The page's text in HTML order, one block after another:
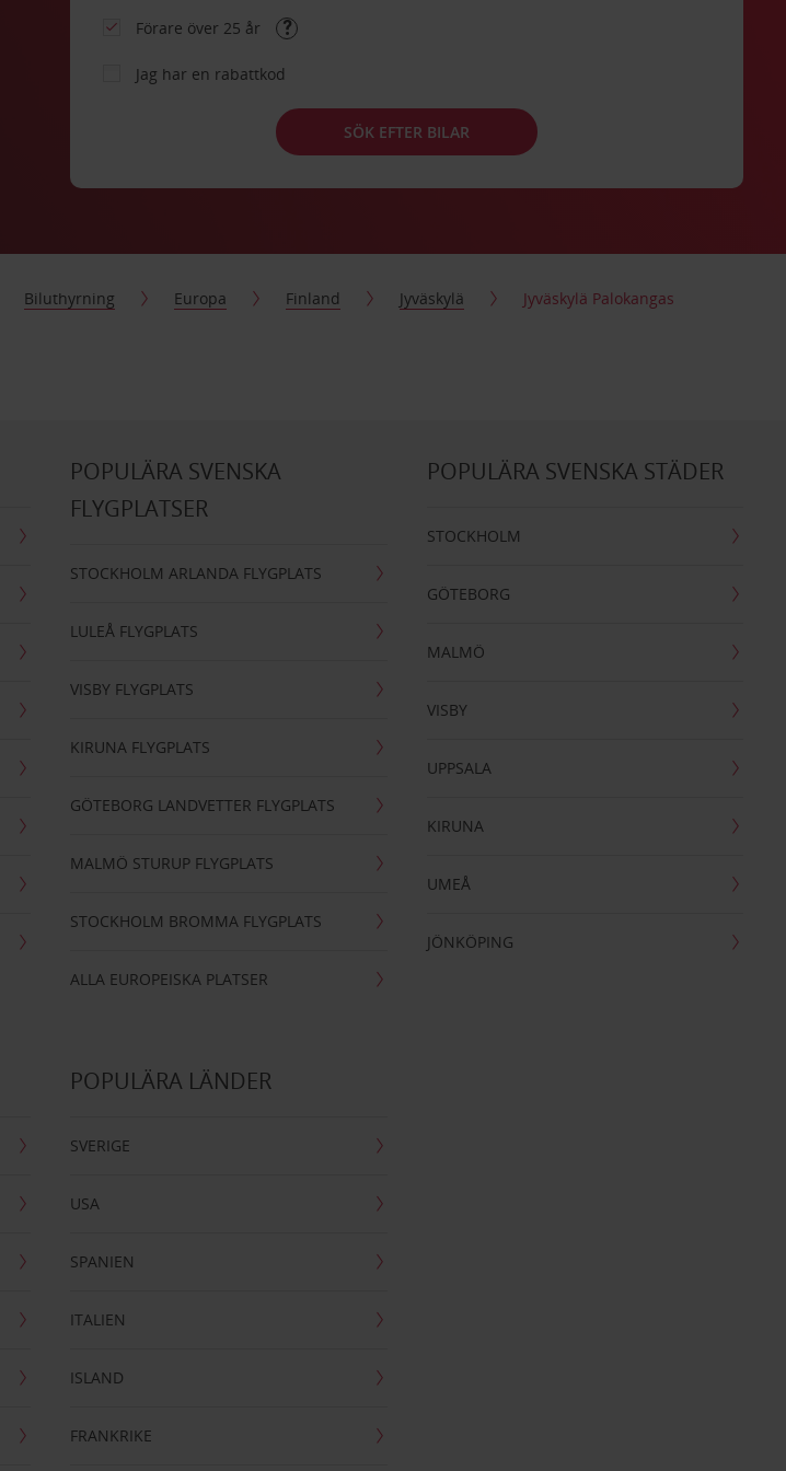
Förare över 25 år
Jag har en rabattkod
SÖK EFTER BILAR
Biluthyrning Europa Finland Jyväskylä Jyväskylä Palokangas
POPULÄRA SVENSKA
FLYGPLATSER
STOCKHOLM ARLANDA FLYGPLATS
LULEÅ FLYGPLATS
VISBY FLYGPLATS
KIRUNA FLYGPLATS
GÖTEBORG LANDVETTER FLYGPLATS
MALMÖ STURUP FLYGPLATS
STOCKHOLM BROMMA FLYGPLATS
ALLA EUROPEISKA PLATSER
POPULÄRA SVENSKA STÄDER
STOCKHOLM
GÖTEBORG
MALMÖ
VISBY
UPPSALA
KIRUNA
UMEÅ
JÖNKÖPING
POPULÄRA LÄNDER
SVERIGE
USA
SPANIEN
ITALIEN
ISLAND
FRANKRIKE